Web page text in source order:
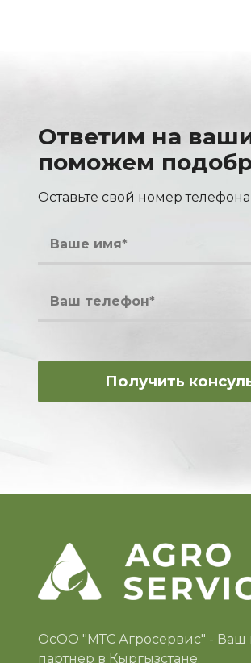
Ответим на
поможем
Оставьте свой номер
ОсОО "МТС Агросервис" -
партнер в Кыргызстане.